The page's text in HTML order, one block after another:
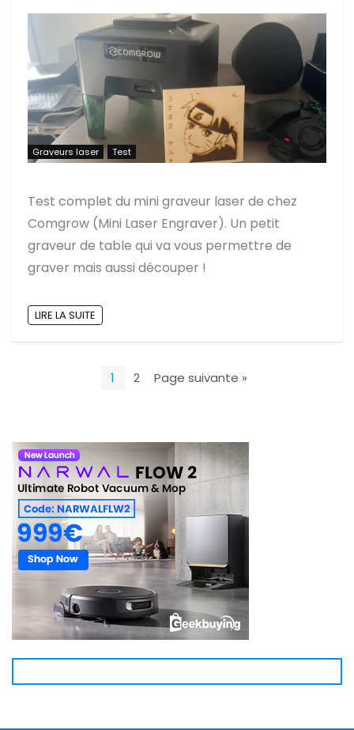
Graveurs laser Test
Test complet du mini graveur laser de chez
Comgrow (Mini Laser Engraver). Un petit
graveur de table qui va vous permettre de
graver mais aussi découper !
LIRE LA SUITE
1 2 Page suivante »